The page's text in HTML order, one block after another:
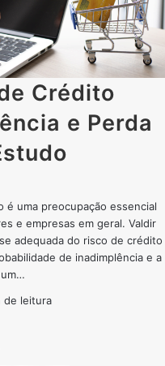
Crédito
e Perda
uma preocupação essencial
e empresas em geral. Valdir
adequada do risco de crédito
de inadimplência e a
de leitura